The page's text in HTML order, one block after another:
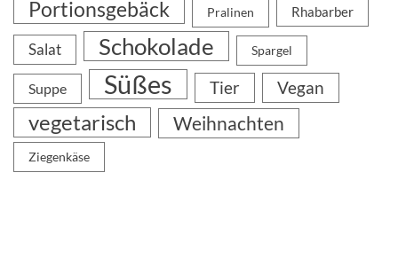
Portionsgebäck Pralinen Rhabarber
Salat Schokolade Spargel
Suppe Süßes Tier Vegan
vegetarisch Weihnachten
Ziegenkäse